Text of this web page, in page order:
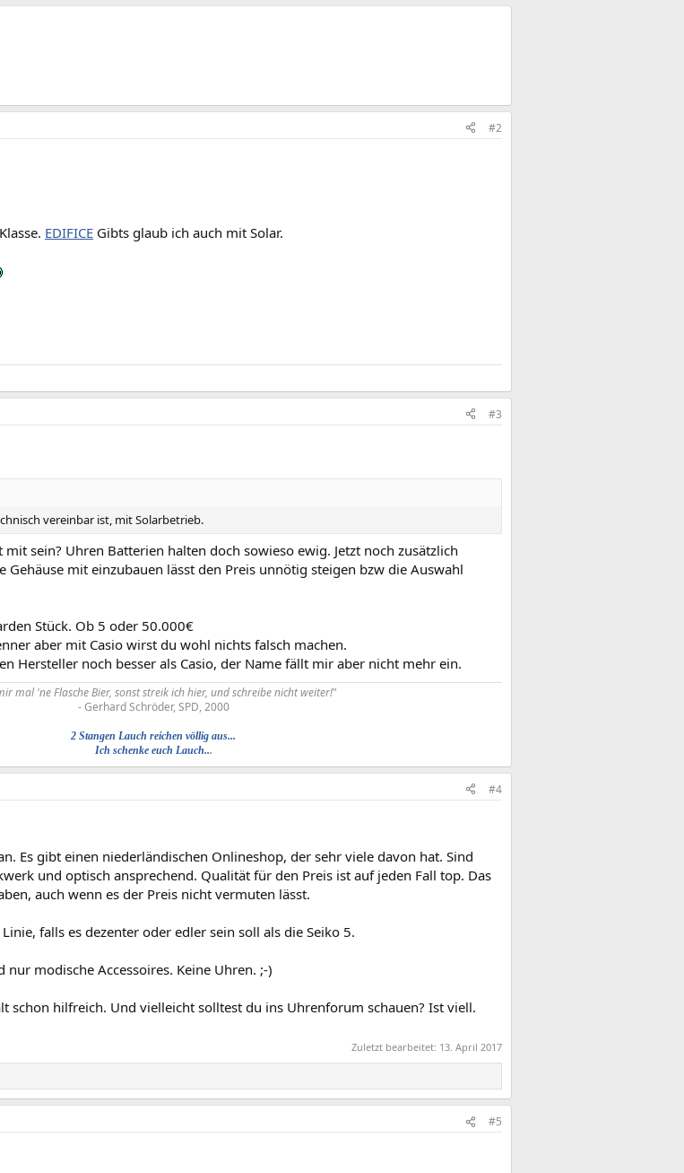
#2
EDIFICE Gibts glaub ich auch mit Solar.
#3
vereinbar ist, mit Solarbetrieb.
sein? Uhren Batterien halten doch sowieso ewig. Jetzt noch zusätzlich
Gehäuse mit einzubauen lässt den Preis unnötig steigen bzw die Auswahl
Stück. Ob 5 oder 50.000€
aber mit Casio wirst du wohl nichts falsch machen.
Hersteller noch besser als Casio, der Name fällt mir aber nicht mehr ein.
mal 'ne Flasche Bier, sonst streik ich hier, und schreibe nicht weiter!"
- Gerhard Schröder, SPD, 2000​
2 Stangen Lauch reichen völlig aus...
Ich schenke euch Lauch...
#4
Es gibt einen niederländischen Onlineshop, der sehr viele davon hat. Sind
und optisch ansprechend. Qualität für den Preis ist auf jeden Fall top. Das
auch wenn es der Preis nicht vermuten lässt.
falls es dezenter oder edler sein soll als die Seiko 5.
nur modische Accessoires. Keine Uhren. ;-)
schon hilfreich. Und vielleicht solltest du ins Uhrenforum schauen? Ist viell.
Zuletzt bearbeitet: 13. April 2017
#5